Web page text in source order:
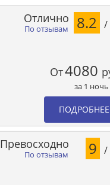
По отзывам
Отлично 8.2 /
От4080
за 1 ночь
ПОДРОБНЕЕ
По отзывам
Превосходно 9 /